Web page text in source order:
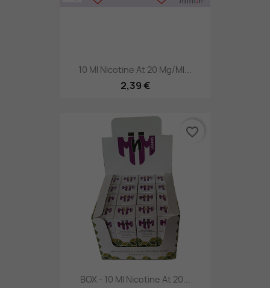
10 Ml Nicotine At 20 Mg/ml...
2,39 €
BOX - 10 Ml Nicotine At 20...
favorite_border